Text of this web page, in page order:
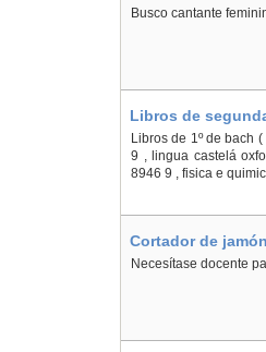
Busco cantante
Libros de
Libros de 1º de bach
9 , lingua castelá
8946 9 , fisica e
Cortador de
Necesítase docente